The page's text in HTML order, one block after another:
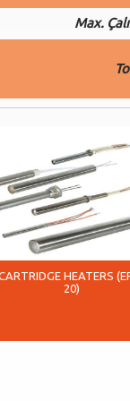
Max.
HEATERS
20)